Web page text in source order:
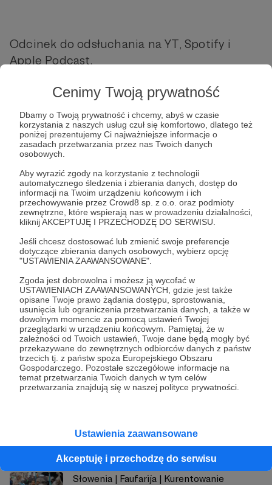
Cenimy Twoją prywatność
Dbamy o Twoją prywatność i chcemy, abyś w czasie
korzystania z naszych usług czuł się komfortowo, dlatego też
poniżej prezentujemy Ci najważniejsze informacje o
zasadach przetwarzania przez nas Twoich danych
osobowych.
Aby wyrazić zgody na korzystanie z technologii
automatycznego śledzenia i zbierania danych, dostęp do
informacji na Twoim urządzeniu końcowym i ich
przechowywanie przez Crowd8 sp. z o.o. oraz podmioty
zewnętrzne, które wspierają nas w prowadzeniu działalności,
kliknij AKCEPTUJĘ I PRZECHODZĘ DO SERWISU.
Jeśli chcesz dostosować lub zmienić swoje preferencje
dotyczące zbierania danych osobowych, wybierz opcję
"USTAWIENIA ZAAWANSOWANE".
Zgoda jest dobrowolna i możesz ją wycofać w
USTAWIENIACH ZAAWANSOWANYCH, gdzie jest także
opisane Twoje prawo żądania dostępu, sprostowania,
usunięcia lub ograniczenia przetwarzania danych, a także w
dowolnym momencie za pomocą ustawień Twojej
przeglądarki w urządzeniu końcowym. Pamiętaj, że w
zależności od Twoich ustawień, Twoje dane będą mogły być
przekazywane do zewnętrznych odbiorców danych z państw
trzecich tj. z państw spoza Europejskiego Obszaru
Gospodarczego. Pozostałe szczegółowe informacje na
temat przetwarzania Twoich danych w tym celów
przetwarzania znajdują się w naszej polityce prywatności.
Ustawienia zaawansowane
Akceptuję i przechodzę do serwisu
Odcinek do odsłuchania na YT, Spotify i
Apple Podcast.
Cieszę się, że słuchasz Etno Rozmówki - to
dla mnie ważne.
Jeśli pasuje Ci to co robię możesz zostać
patronem i otrzymywać fajne zadania po
każdym odcinku.
Pozdrawiam serdecznie | Robb Maciąg
Udostępnij
Etno Rozmówki - podcast dla dzieci
Zobacz profil autora
Zobacz również
Trzeci odcinek już do odsłuchania
Słowenia | Faufarija | Kurentowanie